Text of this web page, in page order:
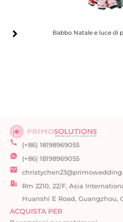
Babbo Natale e luce di
Babbo Natale e luce di
(+86) 18198969055
(+86) 18198969055
Rm 2210, 22/F, Asia
Huanshi E Road, Guangzhou,
ACQUISTA PER